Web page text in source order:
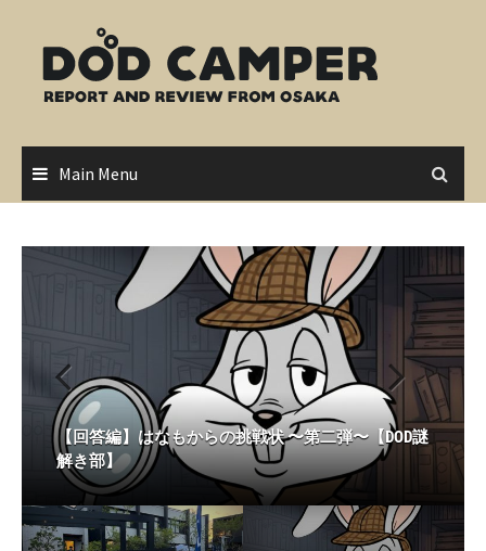
content
Main Menu
2026.5.15 DAYS with オープニングイベント【イベン
トレポート】
【回答編】はなもからの挑戦状 〜第二弾〜【DOD謎
解き部】
【出題編】はなもからの挑戦状 〜第二弾〜【DOD謎
解き部】
2025.5.18 OUTDOOR PARK 2025（DOD CARAVAN
2025）【万博記念公園】【イベントレポート】
【回答編】はなもからの挑戦状 〜第一弾〜【DOD謎
解き部】